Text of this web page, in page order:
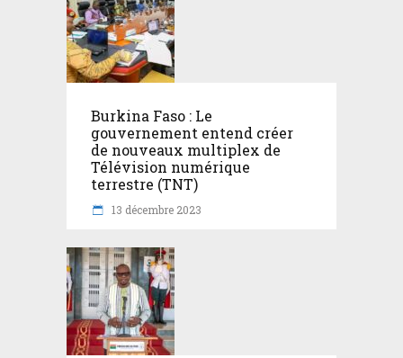
Burkina Faso : Le
gouvernement entend créer
de nouveaux multiplex de
Télévision numérique
terrestre (TNT)
13 décembre 2023